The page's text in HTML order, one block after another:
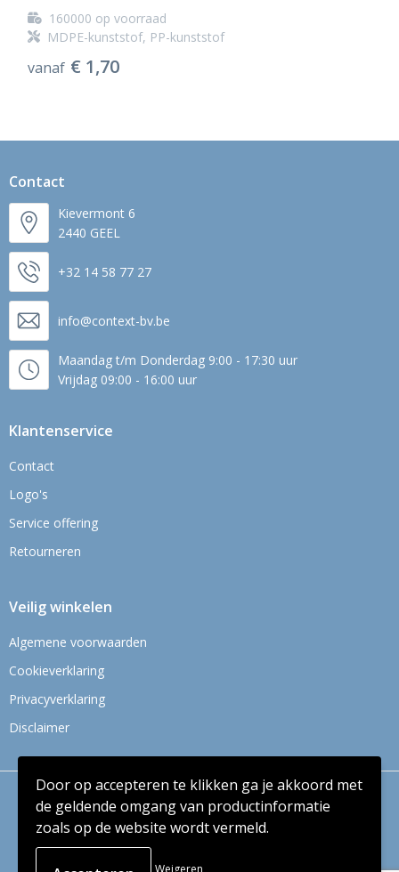
160000 op voorraad
MDPE-kunststof, PP-kunststof
vanaf € 1,70
Contact
Kievermont 6
2440 GEEL
+32 14 58 77 27
info@context-bv.be
Maandag t/m Donderdag 9:00 - 17:30 uur
Vrijdag 09:00 - 16:00 uur
Klantenservice
Contact
Logo's
Service offering
Retourneren
Veilig winkelen
Algemene voorwaarden
Cookieverklaring
Privacyverklaring
Disclaimer
© Copyright Context BV 2024
Door op accepteren te klikken ga je akkoord met
de geldende omgang van productinformatie
zoals op de website wordt vermeld.
Weigeren